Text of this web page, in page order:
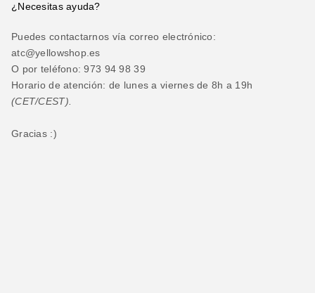
¿Necesitas ayuda?
Puedes contactarnos vía correo electrónico:
atc@yellowshop.es
O por teléfono: 973 94 98 39
Horario de atención: de lunes a viernes de 8h a 19h
(CET/CEST).
Gracias :)